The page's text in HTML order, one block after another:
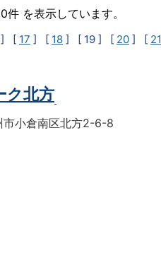
を表示しています。
] [ 17 ] [ 18 ] [ 19 ] [ 20 ] [ 21
ク北方
市小倉南区北方2-6-8